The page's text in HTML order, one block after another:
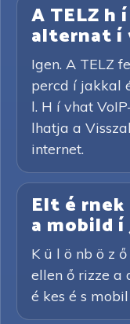
A TELZ h
alternat í
Igen. A TELZ
percd í jakkal
l. H í vhat
lhatja a
internet.
Elt é rnek
a mobild
K ü l ö nb ö z
ellen ő rizze a
é kes é s